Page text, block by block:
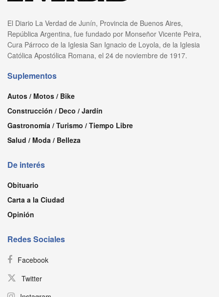
El Diario La Verdad de Junín, Provincia de Buenos Aires,
República Argentina, fue fundado por Monseñor Vicente Peira,
Cura Párroco de la Iglesia San Ignacio de Loyola, de la Iglesia
Católica Apostólica Romana, el 24 de noviembre de 1917.
Suplementos
Autos / Motos / Bike
Construcción / Deco / Jardín
Gastronomía / Turismo / Tiempo Libre
Salud / Moda / Belleza
De interés
Obituario
Carta a la Ciudad
Opinión
Redes Sociales
Facebook
Twitter